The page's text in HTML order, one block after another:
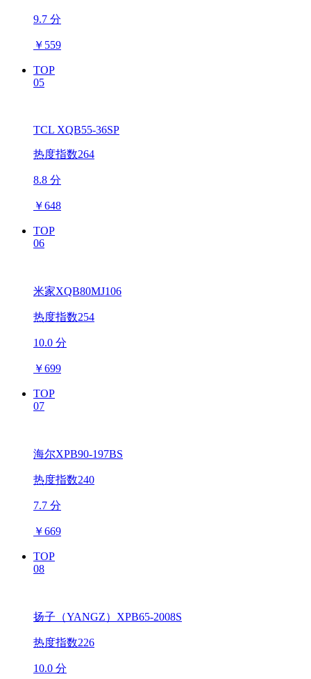
9.7 分
￥ 559
TOP
05
TCL XQB55-36SP
热度指数264
8.8 分
￥648
TOP
06
米家XQB80MJ106
热度指数254
10.0 分
￥699
TOP
07
海尔XPB90-197BS
热度指数240
7.7 分
￥669
TOP
08
扬子（YANGZ）XPB65-2008S
热度指数226
10.0 分